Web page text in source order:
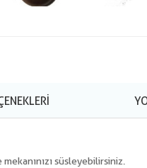
süsleyebilirsiniz.